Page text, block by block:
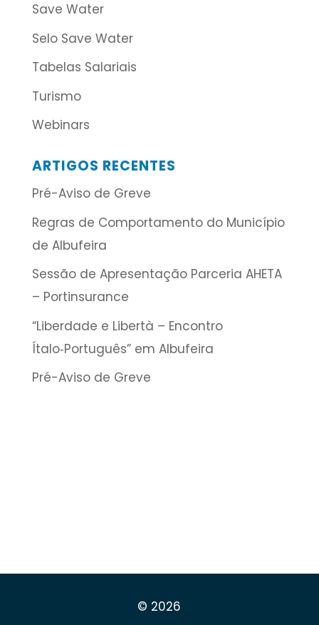
Save Water
Selo Save Water
Tabelas Salariais
Turismo
Webinars
ARTIGOS RECENTES
Pré-Aviso de Greve
Regras de Comportamento do Município
de Albufeira
Sessão de Apresentação Parceria AHETA
– Portinsurance
“Liberdade e Libertà – Encontro
Ítalo‑Português” em Albufeira
Pré-Aviso de Greve
© 2026